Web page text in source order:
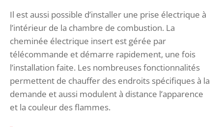
Il est aussi possible d’installer une prise électrique à
l’intérieur de la chambre de combustion. La
cheminée électrique insert est gérée par
télécommande et démarre rapidement, une fois
l’installation faite. Les nombreuses fonctionnalités
permettent de chauffer des endroits spécifiques à la
demande et aussi modulent à distance l’apparence
et la couleur des flammes.